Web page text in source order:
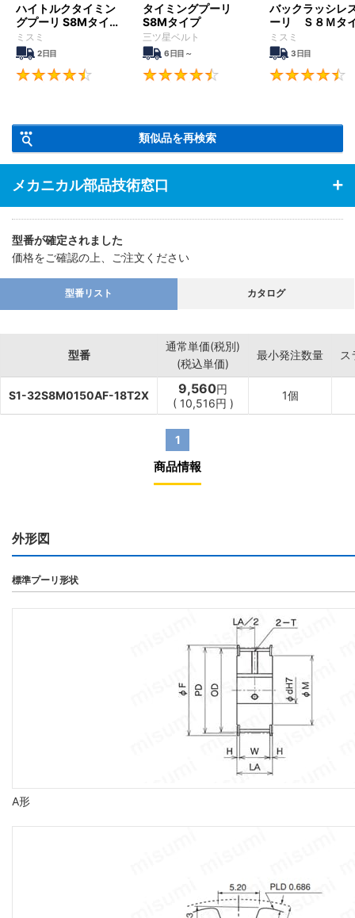
ハイトルクタイミン
グプーリ S8Mタイ
プ
ミスミ
2日目
4.5
タイミングプーリ
S8Mタイプ
三ツ星ベルト
6日目～
4.6
バックラッシレ
ーリ Ｓ８Ｍタ
ミスミ
3日目
類似品を再検索
メカニカル部品技術窓口
型番が確定されました
価格をご確認の上、ご注文ください
型番リスト カタログ
型番
通常単価(税別)
(税込単価)
最小発注数量 ス
S1-32S8M0150AF-18T2X 9,560円
( 10,516円 )
1個
1
商品情報
外形図
標準プーリ形状
A形